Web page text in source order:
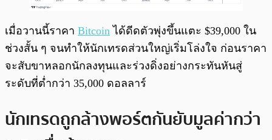
เมื่อวานนี้ราคา Bitcoin ได้ดีดตัวพุ่งขึ้นแตะ $39,000 ใน
ช่วงสั้น ๆ จนทำให้นักเทรดส่วนใหญ่เริ่มโล่งใจ ก่อนราคา
จะสับขาหลอกนักลงทุนและร่วงดิ่งอย่างกระทันหันสู่
ระดับที่ต่ำกว่า 35,000 ดอลลาร์
นักเทรดถูกล้างพอร์ตกันยับมูลค่ากว่า